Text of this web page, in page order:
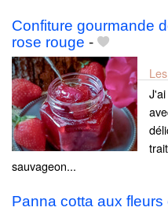
Confiture gourmande
rose rouge -
sauvageon...
Panna cotta aux